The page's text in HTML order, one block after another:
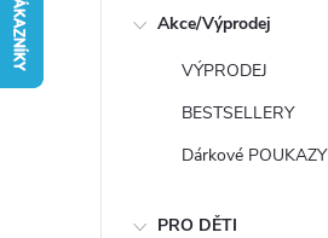
Akce/Výprodej
VÝPRODEJ
BESTSELLERY
Dárkové POUKAZY
PRO DĚTI